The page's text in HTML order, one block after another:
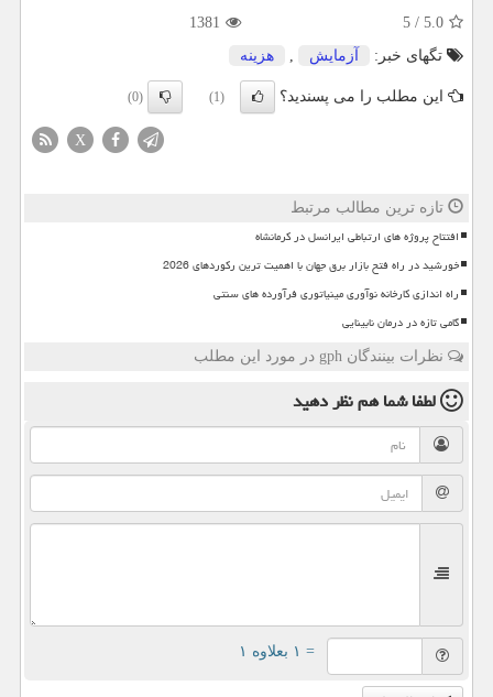
5.0
/
5
1381
تگهای خبر:
آزمایش , هزینه
این مطلب را می پسندید؟ (1)
(0)
X
تازه ترین مطالب مرتبط
افتتاح پروژه های ارتباطی ایرانسل در کرمانشاه
خورشید در راه فتح بازار برق جهان با اهمیت ترین رکوردهای 2026
راه اندازی کارخانه نوآوری مینیاتوری فرآورده های سنتی
گامی تازه در درمان نابینایی
نظرات بینندگان gph در مورد این مطلب
لطفا شما همنظر دهید
= ۱ بعلاوه ۱